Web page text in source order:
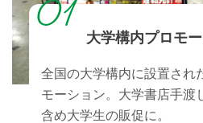
大学構内プロモ
全国の大学構内に設置され
モーション。大学書店手渡
含め大学生の販促に。